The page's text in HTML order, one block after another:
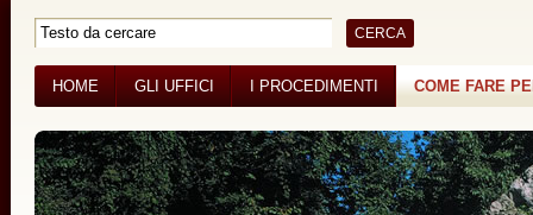
HOME GLI UFFICI I PROCEDIMENTI COME FARE
BANDI DI GARA CONCORSI